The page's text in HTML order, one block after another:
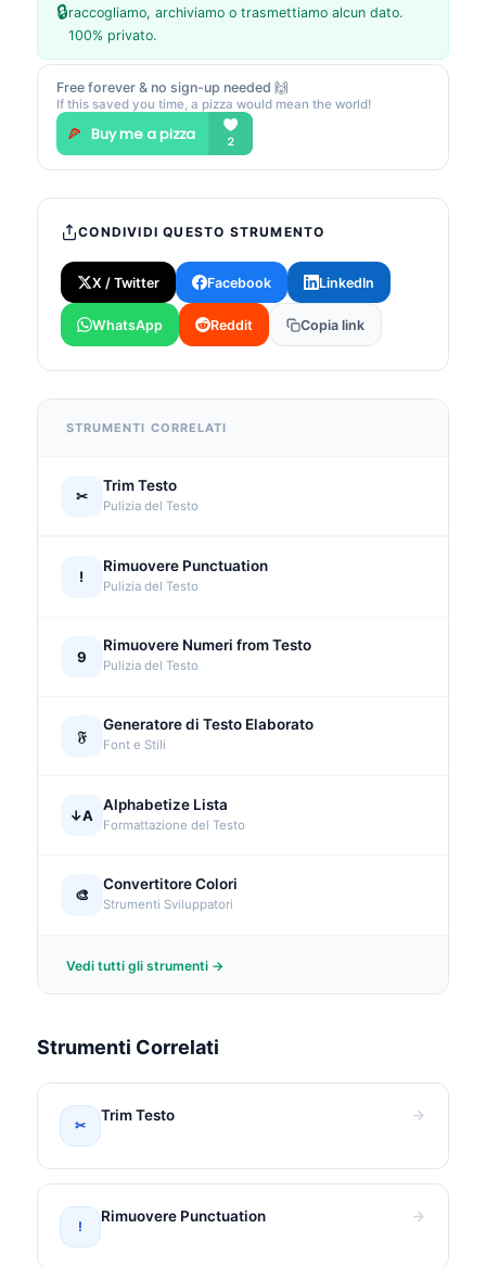
🔒raccogliamo, archiviamo o trasmettiamo alcun dato.
100% privato.
Free forever & no sign-up needed 🙌
If this saved you time, a pizza would mean the world!
CONDIVIDI QUESTO STRUMENTO
X / Twitter Facebook LinkedIn
WhatsApp Reddit Copia link
STRUMENTI CORRELATI
✂
Trim Testo
Pulizia del Testo
!
Rimuovere Punctuation
Pulizia del Testo
9
Rimuovere Numeri from Testo
Pulizia del Testo
𝔉
Generatore di Testo Elaborato
Font e Stili
↓A
Alphabetize Lista
Formattazione del Testo
🎨
Convertitore Colori
Strumenti Sviluppatori
Vedi tutti gli strumenti →
Strumenti Correlati
✂
Trim Testo
!
Rimuovere Punctuation